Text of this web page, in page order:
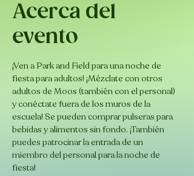
Acerca del
evento
¡Ven a Park and Field para una noche de
fiesta para adultos! ¡Mézclate con otros
adultos de Moos (también con el personal)
y conéctate fuera de los muros de la
escuela! Se pueden comprar pulseras para
bebidas y alimentos sin fondo. ¡También
puedes patrocinar la entrada de un
miembro del personal para la noche de
fiesta!